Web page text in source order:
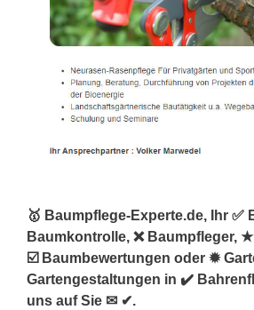
🥇 Baumpflege-Experte.de, Ihr ✅
Baumkontrolle, ❌ Baumpfleger,
☑️ Baumbewertungen oder ✹
Gartengestaltungen in ✔️
uns auf Sie ✉ ✔.